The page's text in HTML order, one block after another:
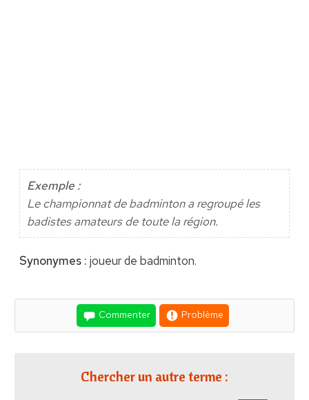
Exemple :
Le championnat de badminton a regroupé les
badistes amateurs de toute la région.
Synonymes : joueur de badminton.
Commenter Problème
Chercher un autre terme :